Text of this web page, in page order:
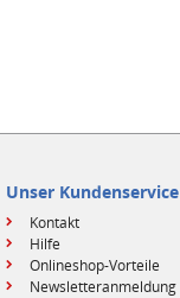
Unser Kundenservice
Kontakt
Hilfe
Onlineshop-Vorteile
Newsletteranmeldung